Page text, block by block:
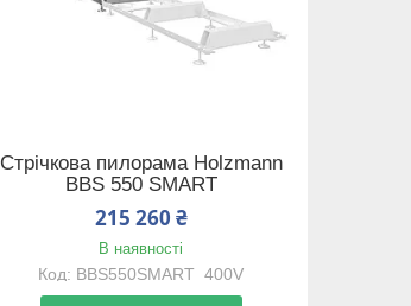
Стрічкова пилорама Holzmann
BBS 550 SMART
215 260 ₴
В наявності
BBS550SMART_400V